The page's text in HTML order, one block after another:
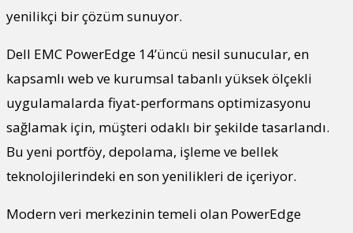
yenilikçi bir çözüm sunuyor.
Dell EMC PowerEdge 14’üncü nesil sunucular, en
kapsamlı web ve kurumsal tabanlı yüksek ölçekli
uygulamalarda fiyat-performans optimizasyonu
sağlamak için, müşteri odaklı bir şekilde tasarlandı.
Bu yeni portföy, depolama, işleme ve bellek
teknolojilerindeki en son yenilikleri de içeriyor.
Modern veri merkezinin temeli olan PowerEdge